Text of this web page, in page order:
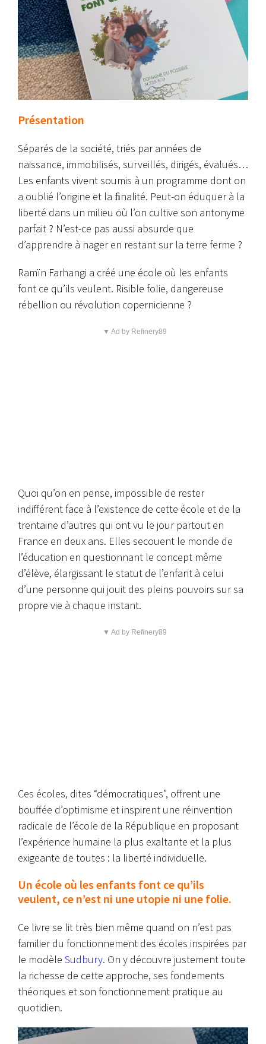
Présentation
Séparés de la société, triés par années de
naissance, immobilisés, surveillés, dirigés, évalués…
Les enfants vivent soumis à un programme dont on
a oublié l’origine et la ﬁnalité. Peut-on éduquer à la
liberté dans un milieu où l’on cultive son antonyme
parfait ? N’est-ce pas aussi absurde que
d’apprendre à nager en restant sur la terre ferme ?
Ramïn Farhangi a créé une école où les enfants
font ce qu’ils veulent. Risible folie, dangereuse
rébellion ou révolution copernicienne ?
▼ Ad by Refinery89
Quoi qu’on en pense, impossible de rester
indifférent face à l’existence de cette école et de la
trentaine d’autres qui ont vu le jour partout en
France en deux ans. Elles secouent le monde de
l’éducation en questionnant le concept même
d’élève, élargissant le statut de l’enfant à celui
d’une personne qui jouit des pleins pouvoirs sur sa
propre vie à chaque instant.
▼ Ad by Refinery89
Ces écoles, dites “démocratiques”, offrent une
bouffée d’optimisme et inspirent une réinvention
radicale de l’école de la République en proposant
l’expérience humaine la plus exaltante et la plus
exigeante de toutes : la liberté individuelle.
Un école où les enfants font ce qu’ils
veulent, ce n’est ni une utopie ni une folie.
Ce livre se lit très bien même quand on n’est pas
familier du fonctionnement des écoles inspirées par
le modèle Sudbury. On y découvre justement toute
la richesse de cette approche, ses fondements
théoriques et son fonctionnement pratique au
quotidien.